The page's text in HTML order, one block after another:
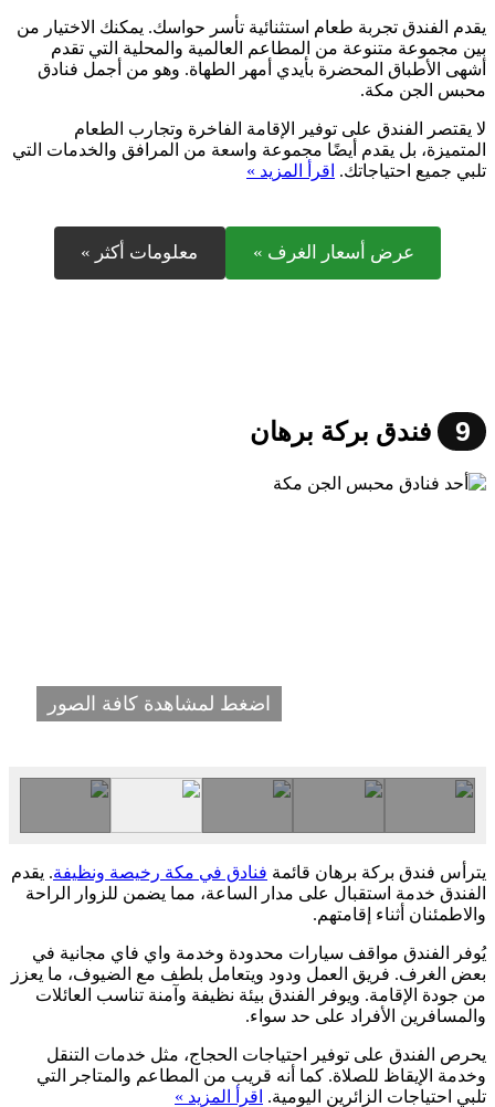
يقدم الفندق تجربة طعام استثنائية تأسر حواسك. يمكنك الاختيار من
بين مجموعة متنوعة من المطاعم العالمية والمحلية التي تقدم
أشهى الأطباق المحضرة بأيدي أمهر الطهاة. وهو من أجمل فنادق
محبس الجن مكة.
لا يقتصر الفندق على توفير الإقامة الفاخرة وتجارب الطعام
المتميزة، بل يقدم أيضًا مجموعة واسعة من المرافق والخدمات التي
تلبي جميع احتياجاتك. اقرأ المزيد »
عرض أسعار الغرف » معلومات أكثر »
9 فندق بركة برهان
اضغط لمشاهدة كافة الصور
يترأس فندق بركة برهان قائمة فنادق في مكة رخيصة ونظيفة. يقدم
الفندق خدمة استقبال على مدار الساعة، مما يضمن للزوار الراحة
والاطمئنان أثناء إقامتهم.
يُوفر الفندق مواقف سيارات محدودة وخدمة واي فاي مجانية في
بعض الغرف. فريق العمل ودود ويتعامل بلطف مع الضيوف، ما يعزز
من جودة الإقامة. ويوفر الفندق بيئة نظيفة وآمنة تناسب العائلات
والمسافرين الأفراد على حد سواء.
يحرص الفندق على توفير احتياجات الحجاج، مثل خدمات التنقل
وخدمة الإيقاظ للصلاة. كما أنه قريب من المطاعم والمتاجر التي
تلبي احتياجات الزائرين اليومية. اقرأ المزيد »